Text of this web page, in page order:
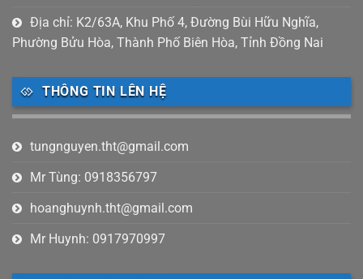
Địa chỉ: K2/63A, Khu Phố 4, Đường Bùi Hữu Nghĩa,
Phường Bửu Hòa, Thành Phố Biên Hòa, Tỉnh Đồng Nai
THÔNG TIN LÊN HỆ
tungnguyen.tht@gmail.com
Mr Tùng: 0918356797
hoanghuynh.tht@gmail.com
Mr Huynh: 0917970997